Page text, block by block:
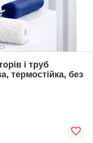
і труб
термостійка, без